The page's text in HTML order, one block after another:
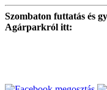
Szombaton futtatás és
Agárparkról itt: